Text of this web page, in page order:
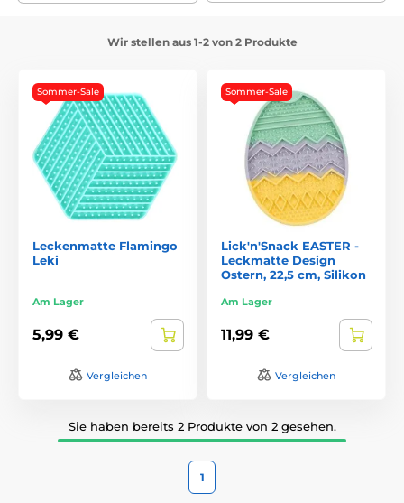
Wir stellen aus 1-2 von 2 Produkte
Sommer-Sale
Leckenmatte Flamingo
Leki
Am Lager
5,99 €
Vergleichen
Sommer-Sale
Lick'n'Snack EASTER -
Leckmatte Design
Ostern, 22,5 cm, Silikon
Am Lager
11,99 €
Vergleichen
Sie haben bereits 2 Produkte von 2 gesehen.
1